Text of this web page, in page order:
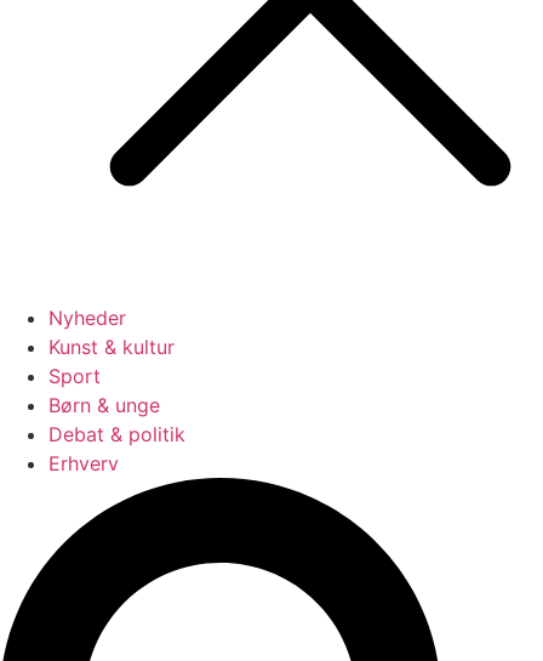
Nyheder
Kunst & kultur
Sport
Børn & unge
Debat & politik
Erhverv